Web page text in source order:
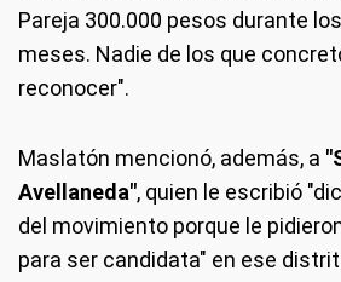
Pareja 300.000 pesos durante
meses. Nadie de los que
reconocer".
Maslatón mencionó, además, a
Avellaneda", quien le escribió
del movimiento porque le
para ser candidata" en ese